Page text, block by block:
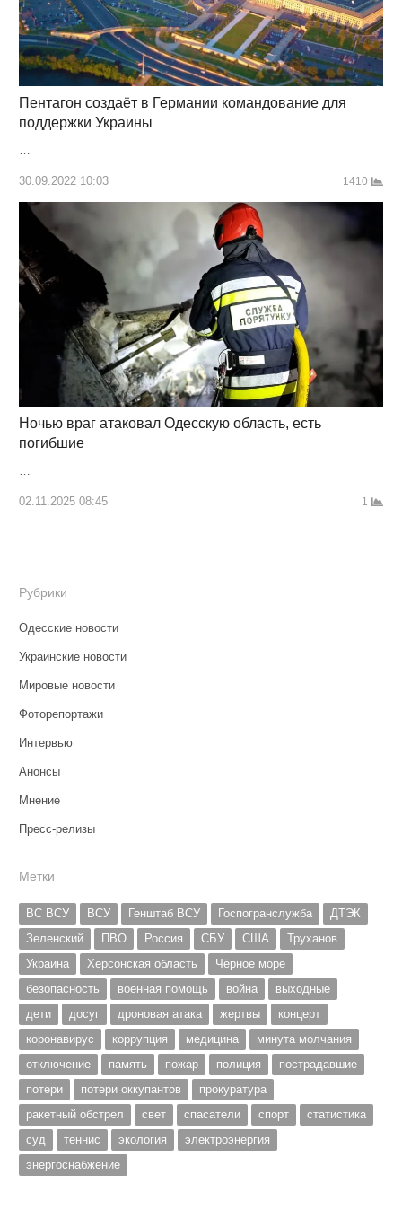
Пентагон создаёт в Германии командование для
поддержки Украины
30.09.2022 10:03 1410
Ночью враг атаковал Одесскую область, есть
погибшие
…
02.11.2025 08:45 1
Рубрики
Одесские новости
Украинские новости
Мировые новости
Фоторепортажи
Интервью
Анонсы
Мнение
Пресс-релизы
Метки
ВС ВСУ ВСУ Генштаб ВСУ Госпогранслужба
ДТЭК
Зеленский
ПВО Россия СБУ США
Труханов
Украина
Херсонская область
Чёрное море
безопасность
военная помощь война
выходные
дети
досуг дроновая атака жертвы
концерт
коронавирус
коррупция медицина
минута молчания
отключение
память пожар полиция
пострадавшие
потери
потери оккупантов
прокуратура
ракетный обстрел
свет спасатели спорт
статистика
суд
теннис экология
электроэнергия
энергоснабжение